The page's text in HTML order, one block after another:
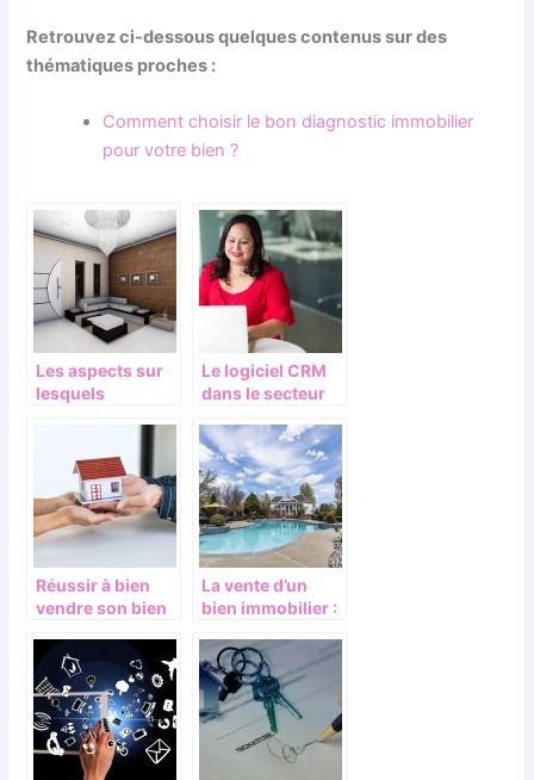
Retrouvez ci-dessous quelques contenus sur des
thématiques proches :
Comment choisir le bon diagnostic immobilier
pour votre bien ?
Les aspects sur
lesquels
intervenir dans
un projet
Le logiciel CRM
dans le secteur
Réussir à bien
vendre son bien
comment réussir
?
La vente d’un
bien immobilier :
l’estimation